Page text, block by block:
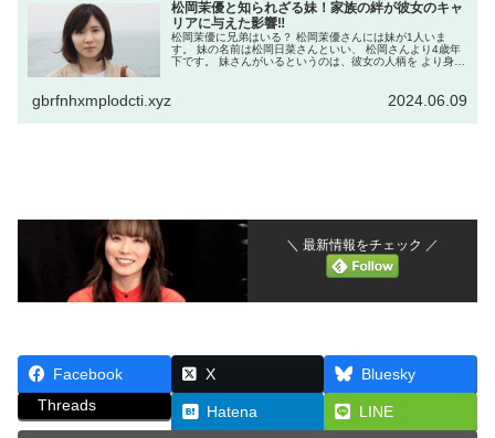
松岡茉優と知られざる妹！家族の絆が彼女のキャ
リアに与えた影響‼
松岡茉優に兄弟はいる？ 松岡茉優さんには妹が1人いま
す。 妹の名前は松岡日菜さんといい、 松岡さんより4歳年
下です。 妹さんがいるというのは、彼女の人柄を より身近
gbrfnhxmplodcti.xyz 2024.06.09
＼ 最新情報をチェック ／
Facebook X
Bluesky
Threads
Hatena LINE